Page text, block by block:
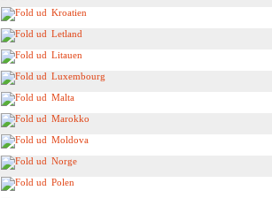
Kroatien
Letland
Litauen
Luxembourg
Malta
Marokko
Moldova
Norge
Polen